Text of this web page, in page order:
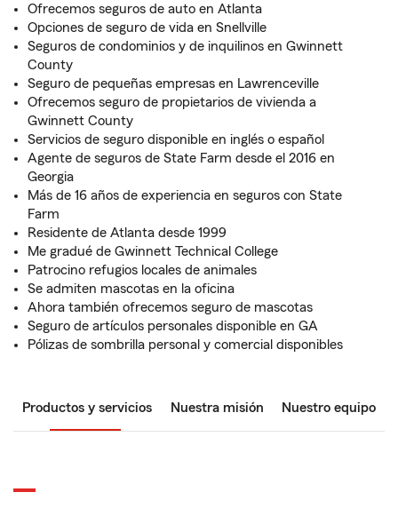
Ofrecemos seguros de auto en Atlanta
Opciones de seguro de vida en Snellville
Seguros de condominios y de inquilinos en Gwinnett
County
Seguro de pequeñas empresas en Lawrenceville
Ofrecemos seguro de propietarios de vivienda a
Gwinnett County
Servicios de seguro disponible en inglés o español
Agente de seguros de State Farm desde el 2016 en
Georgia
Más de 16 años de experiencia en seguros con State
Farm
Residente de Atlanta desde 1999
Me gradué de Gwinnett Technical College
Patrocino refugios locales de animales
Se admiten mascotas en la oficina
Ahora también ofrecemos seguro de mascotas
Seguro de artículos personales disponible en GA
Pólizas de sombrilla personal y comercial disponibles
Productos y servicios Nuestra misión Nuestro equipo